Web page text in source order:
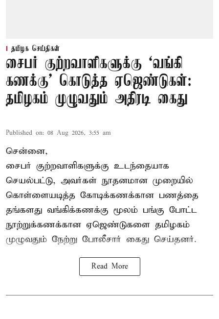
தமிழக செய்திகள்
சைபர் குற்றவாளிகளுக்கு ‘வங்கி
கணக்கு’ கொடுத்த ஏஜெண்டுகள்:
தமிழகம் முழுவதும் அதிரடி கைது
Published on: 08 Aug 2026, 3:55 am
சென்னை,
சைபர் குற்றவாளிகளுக்கு உடந்தையாக
செயல்பட்டு, அவர்கள் நூதனமான முறையில்
கொள்ளையடித்த கோடிக்கணக்கான பணத்தை
தங்களது வங்கிக்கணக்கு மூலம் பங்கு போட்ட
நூற்றுக்கணக்கான ஏஜெண்டுகளை தமிழகம்
முழுவதும் நேற்று போலீசார் கைது செய்தனர்.
Read More